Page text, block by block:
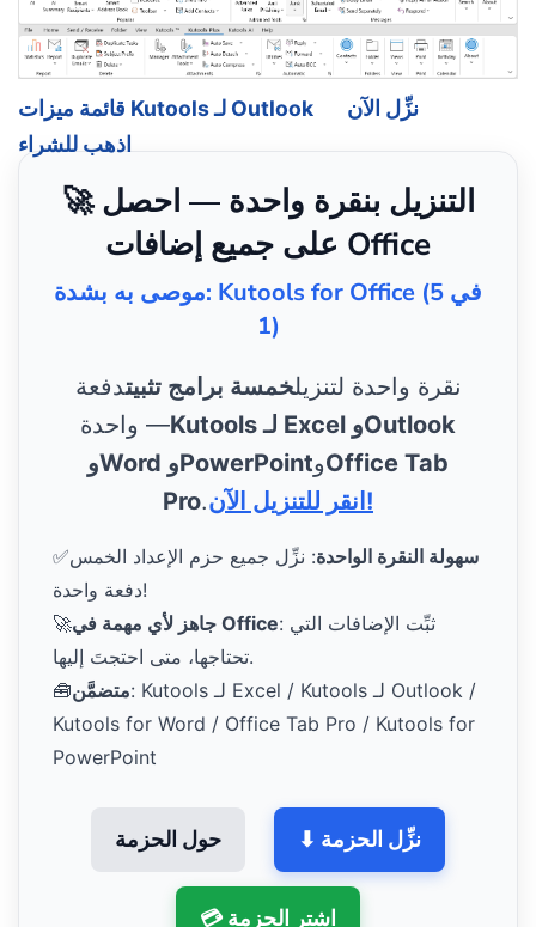
قائمة ميزات Kutools لـ Outlook
نزِّل الآن
اذهب للشراء
🚀 التنزيل بنقرة واحدة — احصل
على جميع إضافات Office
موصى به بشدة: Kutools for Office (5 في
1)
نقرة واحدة لتنزيلخمسة برامج تثبيتدفعة
واحدة —Kutools لـ Excel وOutlook
وWord وPowerPointوOffice Tab
Pro. انقر للتنزيل الآن!
✅ سهولة النقرة الواحدة: نزِّل جميع حزم الإعداد الخمس
دفعة واحدة!
🚀
جاهز لأي مهمة في Office: ثبِّت الإضافات التي
تحتاجها، متى احتجتَ إليها.
🧰متضمَّن: Kutools لـ Excel / Kutools لـ Outlook /
Kutools for Word / Office Tab Pro / Kutools for
PowerPoint
حول الحزمة ⬇ نزِّل الحزمة
💳 اشترِ الحزمة